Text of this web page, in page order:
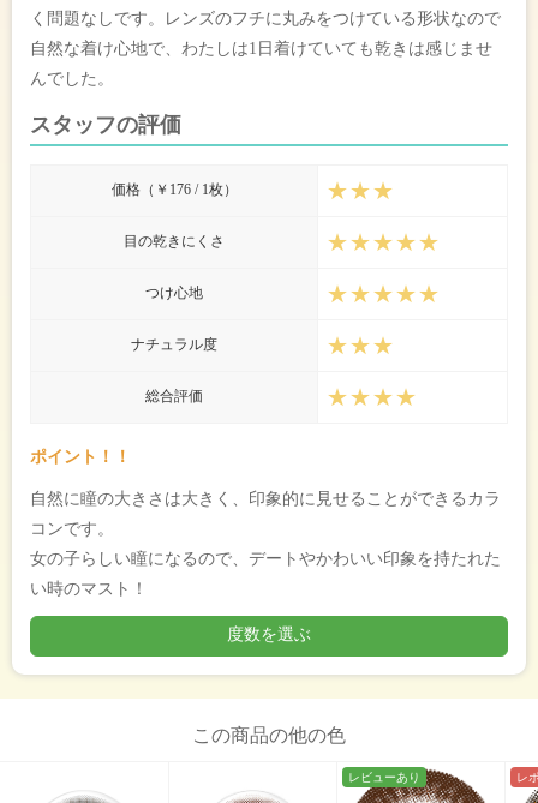
く問題なしです。レンズのフチに丸みをつけている形状なので
自然な着け心地で、わたしは1日着けていても乾きは感じませ
んでした。
スタッフの評価
価格（￥176 / 1枚） ★★★
目の乾きにくさ ★★★★★
つけ心地 ★★★★★
ナチュラル度 ★★★
総合評価 ★★★★
ポイント！！
自然に瞳の大きさは大きく、印象的に見せることができるカラ
コンです。
女の子らしい瞳になるので、デートやかわいい印象を持たれた
い時のマスト！
度数を選ぶ
この商品の他の色
レビューあり レ